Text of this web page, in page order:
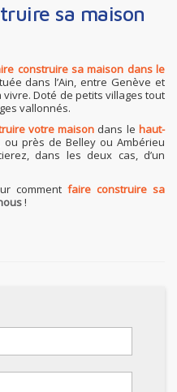
sa maison
construire sa maison dans le
dans l’Ain, entre Genève et
Doté de petits villages tout
vallonnés.
votre maison dans lehaut-
ou près de Belley ou Ambérieu
dans les deux cas, d’un
comment faire construire sa
!